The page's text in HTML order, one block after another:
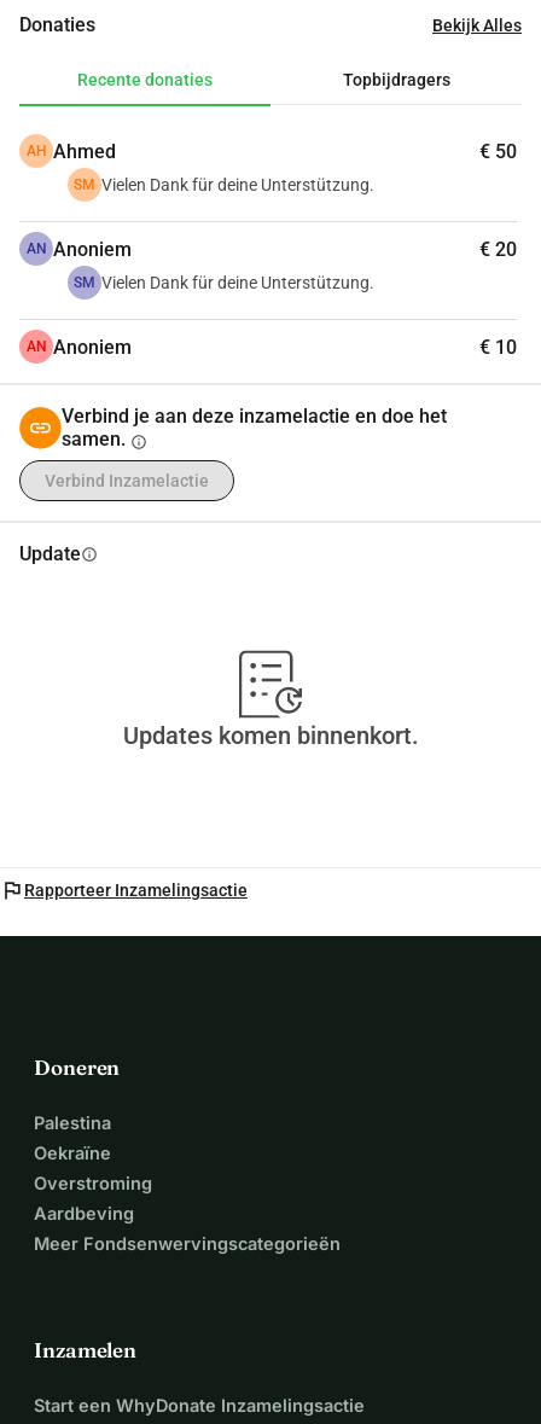
Samen kunnen we onze olijfbomen een toekomst geven!
Donaties Bekijk Alles
Recente donaties Topbijdragers
AH Ahmed € 50
SM Vielen Dank für deine Unterstützung.
AN Anoniem € 20
SM Vielen Dank für deine Unterstützung.
AN Anoniem € 10
Verbind je aan deze inzamelactie en doe het
samen. info
Verbind Inzamelactie
Updateinfo
Updates komen binnenkort.
flag Rapporteer Inzamelingsactie
Doneren
Palestina
Oekraïne
Overstroming
Aardbeving
Meer Fondsenwervingscategorieën
Inzamelen
Start een WhyDonate Inzamelingsactie